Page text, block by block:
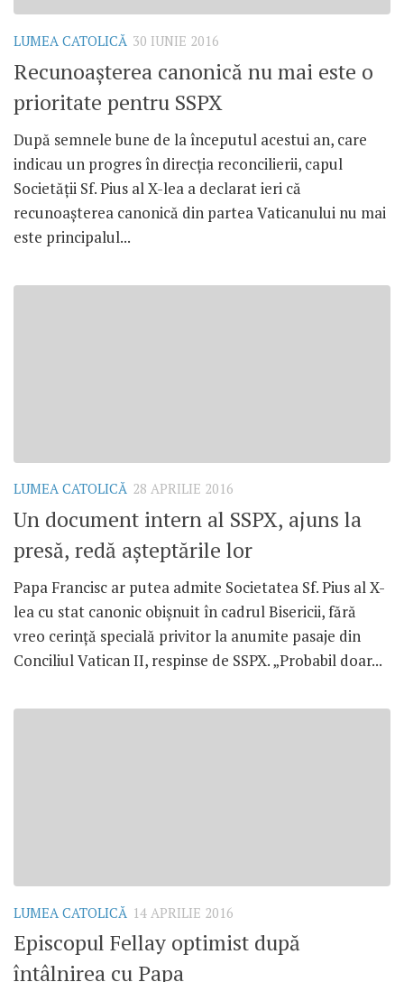
LUMEA CATOLICĂ 30 IUNIE 2016
Recunoașterea canonică nu mai este o
prioritate pentru SSPX
După semnele bune de la începutul acestui an, care
indicau un progres în direcția reconcilierii, capul
Societății Sf. Pius al X-lea a declarat ieri că
recunoașterea canonică din partea Vaticanului nu mai
este principalul...
LUMEA CATOLICĂ 28 APRILIE 2016
Un document intern al SSPX, ajuns la
presă, redă așteptările lor
Papa Francisc ar putea admite Societatea Sf. Pius al X-
lea cu stat canonic obișnuit în cadrul Bisericii, fără
vreo cerință specială privitor la anumite pasaje din
Conciliul Vatican II, respinse de SSPX. „Probabil doar...
LUMEA CATOLICĂ 14 APRILIE 2016
Episcopul Fellay optimist după
întâlnirea cu Papa